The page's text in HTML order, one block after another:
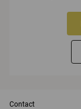
Contact